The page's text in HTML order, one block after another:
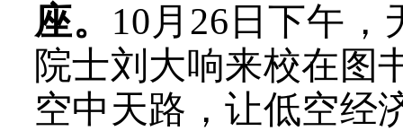
座。 10月26日下午
院士刘大响来校在图
空中天路，让低空经